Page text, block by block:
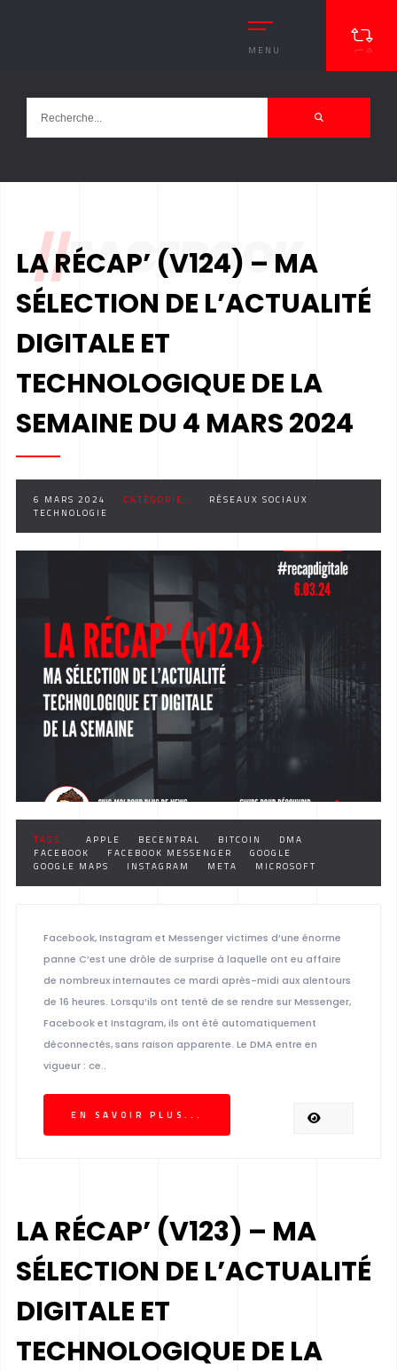
MENU
//FACEBOOK
LA RÉCAP’ (V124) – MA
SÉLECTION DE L’ACTUALITÉ
DIGITALE ET
TECHNOLOGIQUE DE LA
SEMAINE DU 4 MARS 2024
6 MARS 2024 CATÉGORIE :
RÉSEAUX SOCIAUX
TECHNOLOGIE
TAGS : APPLE BECENTRAL BITCOIN
DMA
FACEBOOK
FACEBOOK MESSENGER
GOOGLE
GOOGLE MAPS
INSTAGRAM META MICROSOFT
Facebook, Instagram et Messenger victimes d’une énorme
panne C’est une drôle de surprise à laquelle ont eu affaire
de nombreux internautes ce mardi après-midi aux alentours
de 16 heures. Lorsqu’ils ont tenté de se rendre sur Messenger,
Facebook et Instagram, ils ont été automatiquement
déconnectés, sans raison apparente. Le DMA entre en
vigueur : ce..
EN SAVOIR PLUS...
LA RÉCAP’ (V123) – MA
SÉLECTION DE L’ACTUALITÉ
DIGITALE ET
TECHNOLOGIQUE DE LA